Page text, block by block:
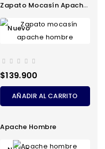
Zapato Mocasín Apache Hombre
Nuevo
Precio
$139.900
AÑADIR AL CARRITO
Apache Hombre